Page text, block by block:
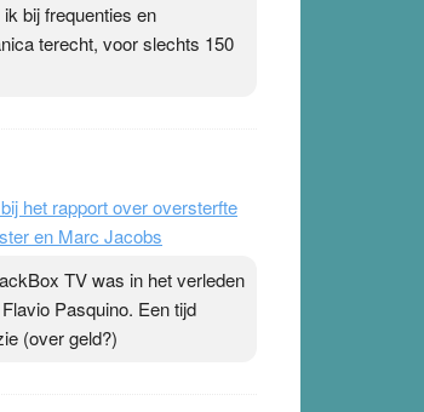
bij frequenties en
terecht, voor slechts 150
het rapport over oversterfte
en Marc Jacobs
TV was in het verleden
Pasquino. Een tijd
(over geld?)